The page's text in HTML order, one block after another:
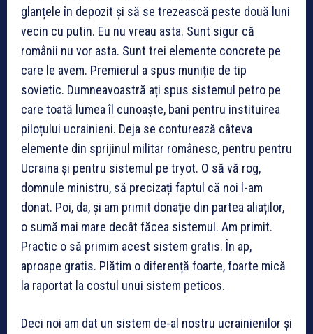
glanțele în depozit și să se trezească peste două luni
vecin cu putin. Eu nu vreau asta. Sunt sigur că
românii nu vor asta. Sunt trei elemente concrete pe
care le avem. Premierul a spus muniție de tip
sovietic. Dumneavoastră ați spus sistemul petro pe
care toată lumea îl cunoaște, bani pentru instituirea
piloțului ucrainieni. Deja se conturează câteva
elemente din sprijinul militar românesc, pentru pentru
Ucraina și pentru sistemul pe tryot. O să vă rog,
domnule ministru, să precizați faptul că noi l-am
donat. Poi, da, și am primit donație din partea aliaților,
o sumă mai mare decât făcea sistemul. Am primit.
Practic o să primim acest sistem gratis. În ap,
aproape gratis. Plătim o diferență foarte, foarte mică
la raportat la costul unui sistem peticos.
Deci noi am dat un sistem de-al nostru ucrainienilor și